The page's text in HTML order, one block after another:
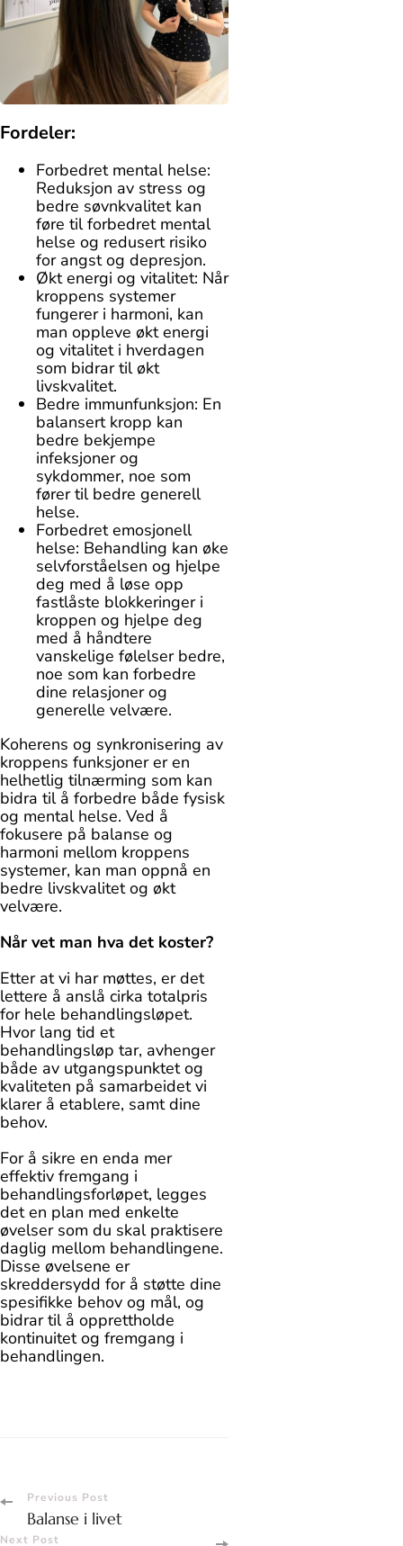
Fordeler:
Forbedret mental helse:
Reduksjon av stress og
bedre søvnkvalitet kan
føre til forbedret mental
helse og redusert risiko
for angst og depresjon.
Økt energi og vitalitet: Når
kroppens systemer
fungerer i harmoni, kan
man oppleve økt energi
og vitalitet i hverdagen
som bidrar til økt
livskvalitet.
Bedre immunfunksjon: En
balansert kropp kan
bedre bekjempe
infeksjoner og
sykdommer, noe som
fører til bedre generell
helse.
Forbedret emosjonell
helse: Behandling kan øke
selvforståelsen og hjelpe
deg med å løse opp
fastlåste blokkeringer i
kroppen og hjelpe deg
med å håndtere
vanskelige følelser bedre,
noe som kan forbedre
dine relasjoner og
generelle velvære.
Koherens og synkronisering av
kroppens funksjoner er en
helhetlig tilnærming som kan
bidra til å forbedre både fysisk
og mental helse. Ved å
fokusere på balanse og
harmoni mellom kroppens
systemer, kan man oppnå en
bedre livskvalitet og økt
velvære.
Når vet man hva det koster?
Etter at vi har møttes, er det
lettere å anslå cirka totalpris
for hele behandlingsløpet.
Hvor lang tid et
behandlingsløp tar, avhenger
både av utgangspunktet og
kvaliteten på samarbeidet vi
klarer å etablere, samt dine
behov.
For å sikre en enda mer
effektiv fremgang i
behandlingsforløpet, legges
det en plan med enkelte
øvelser som du skal praktisere
daglig mellom behandlingene.
Disse øvelsene er
skreddersydd for å støtte dine
spesifikke behov og mål, og
bidrar til å opprettholde
kontinuitet og fremgang i
behandlingen.
Post
Previous Post
Balanse i livet
Next Post